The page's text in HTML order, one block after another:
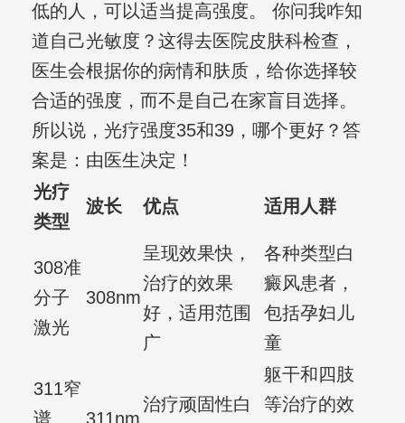
低的人，可以适当提高强度。 你问我咋知
道自己光敏度？这得去医院皮肤科检查，
医生会根据你的病情和肤质，给你选择较
合适的强度，而不是自己在家盲目选择。
所以说，光疗强度35和39，哪个更好？答
案是：由医生决定！
光疗
类型
波长 优点 适用人群
308准
分子
激光
308nm
呈现效果快，
治疗的效果
好，适用范围
广
各种类型白
癜风患者，
包括孕妇儿
童
311窄
谱
311nm
治疗顽固性白
躯干和四肢
等治疗的效